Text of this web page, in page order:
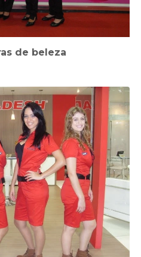
de beleza